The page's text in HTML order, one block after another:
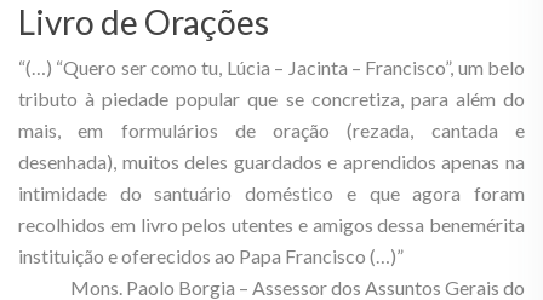
Livro de Orações
“(…) “Quero ser como tu, Lúcia – Jacinta – Francisco”, um belo
tributo à piedade popular que se concretiza, para além do
mais, em formulários de oração (rezada, cantada e
desenhada), muitos deles guardados e aprendidos apenas na
intimidade do santuário doméstico e que agora foram
recolhidos em livro pelos utentes e amigos dessa benemérita
instituição e oferecidos ao Papa Francisco (…)”
Mons. Paolo Borgia – Assessor dos Assuntos Gerais do